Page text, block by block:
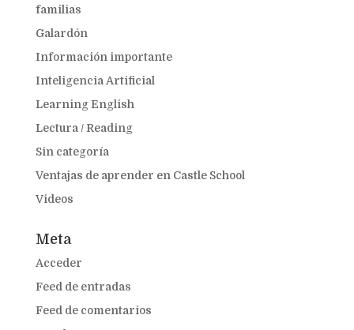
familias
Galardón
Información importante
Inteligencia Artificial
Learning English
Lectura / Reading
Sin categoría
Ventajas de aprender en Castle School
Videos
Meta
Acceder
Feed de entradas
Feed de comentarios